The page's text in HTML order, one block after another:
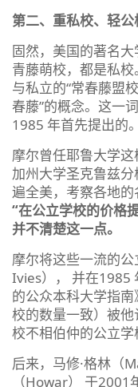
第二、重私校、轻公
固然，美国的著名
青藤萌校，都是私校
与私立的“常春藤盟
春藤”的概念。这一
1985 年首先提出的。
摩尔曾任耶鲁大学
加州大学圣克鲁兹
遍全美，考察各地的
“在公立学校的价格
并不清楚这一点。
摩尔将这些一流的
Ivies）， 并在1985
的公众本科大学指
校的数量一致）被
校不相伯仲的公立学
后来，马修·格林（
（Howar） 于